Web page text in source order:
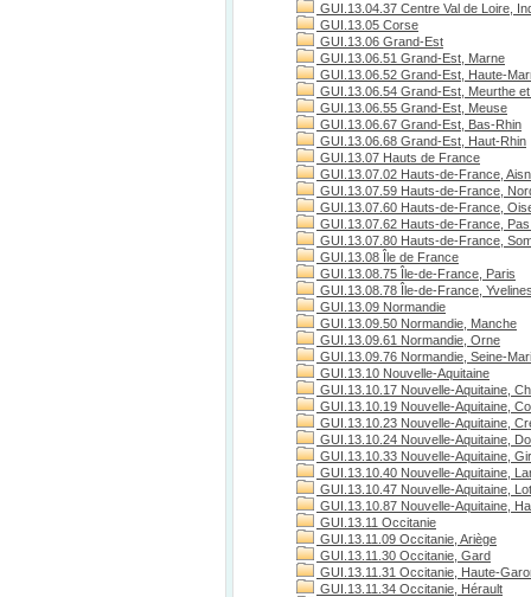
GUI.13.04.37 Centre Val de Loire,
GUI.13.05 Corse
GUI.13.06 Grand-Est
GUI.13.06.51 Grand-Est, Marne
GUI.13.06.52 Grand-Est, Haute-
GUI.13.06.54 Grand-Est, Meurthe
GUI.13.06.55 Grand-Est, Meuse
GUI.13.06.67 Grand-Est, Bas-Rhin
GUI.13.06.68 Grand-Est, Haut-Rhin
GUI.13.07 Hauts de France
GUI.13.07.02 Hauts-de-France,
GUI.13.07.59 Hauts-de-France,
GUI.13.07.60 Hauts-de-France,
GUI.13.07.62 Hauts-de-France,
GUI.13.07.80 Hauts-de-France,
GUI.13.08 Île de France
GUI.13.08.75 Île-de-France, Paris
GUI.13.08.78 Île-de-France,
GUI.13.09 Normandie
GUI.13.09.50 Normandie, Manche
GUI.13.09.61 Normandie, Orne
GUI.13.09.76 Normandie, Seine-
GUI.13.10 Nouvelle-Aquitaine
GUI.13.10.17 Nouvelle-Aquitaine,
GUI.13.10.19 Nouvelle-Aquitaine,
GUI.13.10.23 Nouvelle-Aquitaine,
GUI.13.10.24 Nouvelle-Aquitaine,
GUI.13.10.33 Nouvelle-Aquitaine,
GUI.13.10.40 Nouvelle-Aquitaine,
GUI.13.10.47 Nouvelle-Aquitaine,
GUI.13.10.87 Nouvelle-Aquitaine,
GUI.13.11 Occitanie
GUI.13.11.09 Occitanie, Ariège
GUI.13.11.30 Occitanie, Gard
GUI.13.11.31 Occitanie, Haute-
GUI.13.11.34 Occitanie, Hérault